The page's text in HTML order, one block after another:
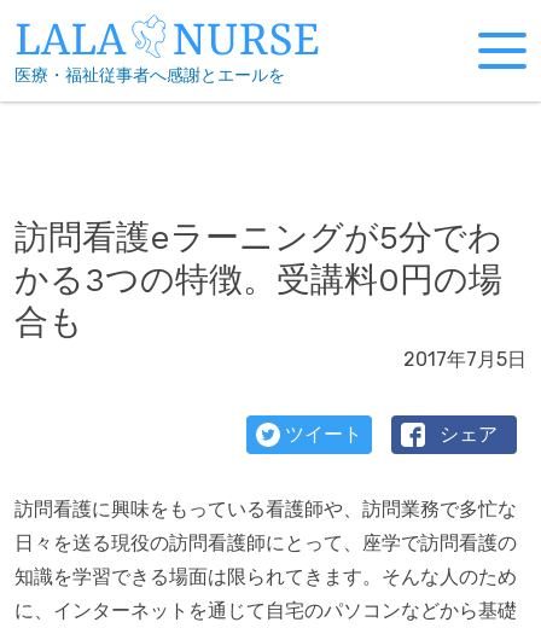
to
content
医療・福祉従事者へ感謝とエールを
訪問看護eラーニングが5分でわ
かる3つの特徴。受講料0円の場
合も
2017年7月5日
ツイート シェア
訪問看護に興味をもっている看護師や、訪問業務で多忙な
日々を送る現役の訪問看護師にとって、座学で訪問看護の
知識を学習できる場面は限られてきます。そんな人のため
に、インターネットを通じて自宅のパソコンなどから基礎